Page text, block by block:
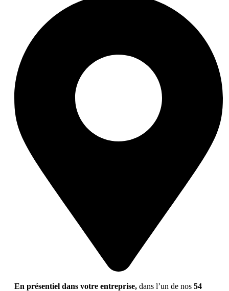
En présentiel dans votre entreprise, dans l’un de nos 54